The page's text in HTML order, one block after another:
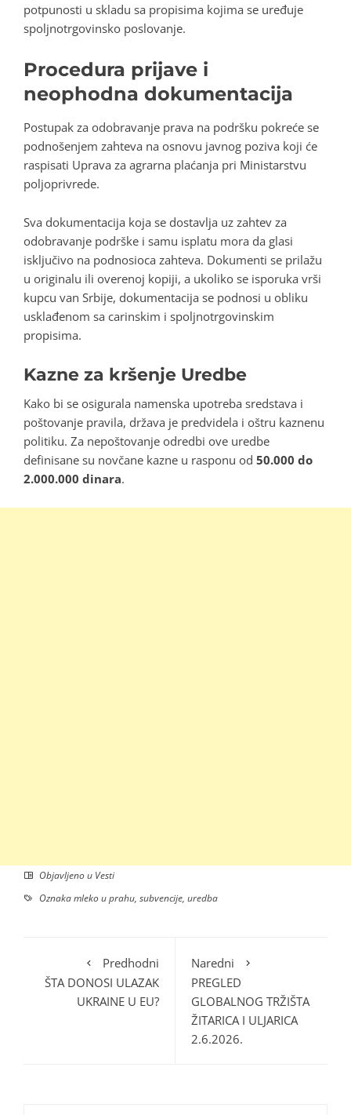
potpunosti u skladu sa propisima kojima se uređuje
spoljnotrgovinsko poslovanje.
Procedura prijave i
neophodna dokumentacija
Postupak za odobravanje prava na podršku pokreće se
podnošenjem zahteva na osnovu javnog poziva koji će
raspisati Uprava za agrarna plaćanja pri Ministarstvu
poljoprivrede.
Sva dokumentacija koja se dostavlja uz zahtev za
odobravanje podrške i samu isplatu mora da glasi
isključivo na podnosioca zahteva. Dokumenti se prilažu
u originalu ili overenoj kopiji, a ukoliko se isporuka vrši
kupcu van Srbije, dokumentacija se podnosi u obliku
usklađenom sa carinskim i spoljnotrgovinskim
propisima.
Kazne za kršenje Uredbe
Kako bi se osigurala namenska upotreba sredstava i
poštovanje pravila, država je predvidela i oštru kaznenu
politiku. Za nepoštovanje odredbi ove uredbe
definisane su novčane kazne u rasponu od 50.000 do
2.000.000 dinara.
Objavljeno u Vesti
Oznakamleko u prahu, subvencije, uredba
Predhodni
ŠTA DONOSI ULAZAK
UKRAINE U EU?
Naredni
PREGLED
GLOBALNOG TRŽIŠTA
ŽITARICA I ULJARICA
2.6.2026.